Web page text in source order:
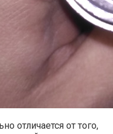
отличается от того,